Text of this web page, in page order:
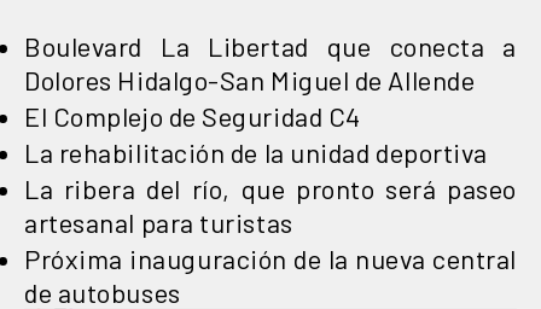
Boulevard La Libertad que conecta a
Dolores Hidalgo-San Miguel de Allende
El Complejo de Seguridad C4
La rehabilitación de la unidad deportiva
La ribera del río, que pronto será paseo
artesanal para turistas
Próxima inauguración de la nueva central
de autobuses